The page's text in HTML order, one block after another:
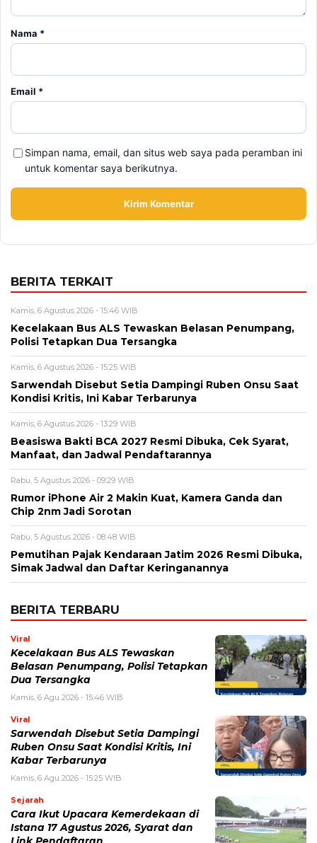
Alamat email tidak akan dipublikasikan. Kolom wajib ditandai *.
Komentar*
Nama*
Simpan nama, email, dan situs web saya pada peramban ini
untuk komentar saya berikutnya.
Kamis, 6 Agustus 2026 - 15:46 WIB
Kecelakaan Bus ALS Tewaskan Belasan Penumpang,